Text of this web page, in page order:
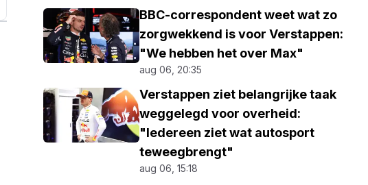
BBC-correspondent weet wat zo
zorgwekkend is voor Verstappen:
"We hebben het over Max"
aug 06, 20:35
Verstappen ziet belangrijke taak
weggelegd voor overheid:
"Iedereen ziet wat autosport
teweegbrengt"
aug 06, 15:18